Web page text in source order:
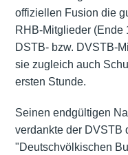
offiziellen Fusion die
RHB-Mitglieder (Ende
DSTB- bzw. DVSTB-
sie zugleich auch
ersten Stunde.
Seinen endgültigen
verdankte der DVSTB
"Deutschvölkischen